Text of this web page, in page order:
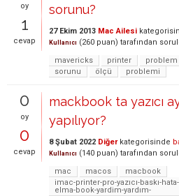
oy
1
cevap
sorunu?
27 Ekim 2013 Mac Ailesi
Kullanıcı (260 puan) tarafından
mavericks
printer problem
sorunu
ölçü problemi
0
oy
0
cevap
mackbook ta yazıcı
yapılıyor?
8 Şubat 2022 Diğerkategorisinde
Kullanıcı (140 puan) tarafından
mac
macos
macbook
imac-printer-pro-yazıcı-baskı-
elma-book-yardim-yardım-